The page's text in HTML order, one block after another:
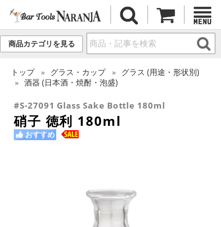
商品カテゴリを見る
トップ グラス・カップ
グラス (用途・形状別)
酒器 (日本酒・焼酎・泡盛)
#S-27091 Glass Sake Bottle 180ml
硝子 徳利 180ml
おすすめ